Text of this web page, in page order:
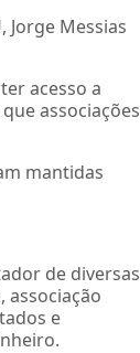
Jorge Messias
acesso a
associações
mantidas
de diversas
associação
e